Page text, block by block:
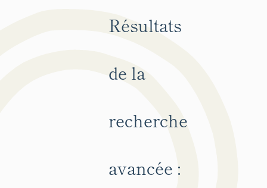
Résultats
de la
recherche
avancée :